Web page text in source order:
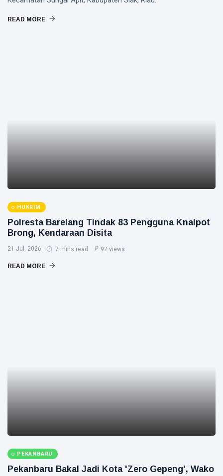
READ MORE
HUKRIM
Polresta Barelang Tindak 83 Pengguna Knalpot
Brong, Kendaraan Disita
21 Jul, 2026 7 mins read 92 views
READ MORE
PEKANBARU
Pekanbaru Bakal Jadi Kota 'Zero Gepeng', Wako